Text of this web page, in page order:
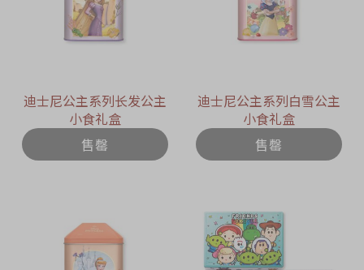
迪士尼公主系列长发公主
小食礼盒
售罄
迪士尼公主系列白雪公主
小食礼盒
售罄